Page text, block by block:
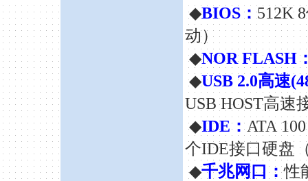
◆BIOS：512K
动）
◆NOR FLASH
◆USB 2.0高速
USB HOST高速
◆IDE：ATA
个IDE接口硬盘
◆千兆网口：性